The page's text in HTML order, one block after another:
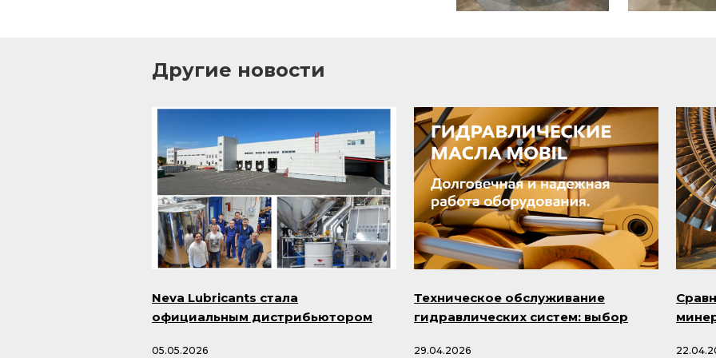
Другие новости
Neva Lubricants стала
официальным дистрибьютором
05.05.2026
Техническое обслуживание
гидравлических систем: выбор
29.04.2026